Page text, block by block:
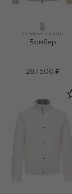
Бомбер
287 500 ₽